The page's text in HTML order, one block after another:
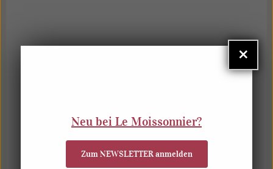
×
Neu bei Le Moissonnier?
Zum NEWSLETTER anmelden